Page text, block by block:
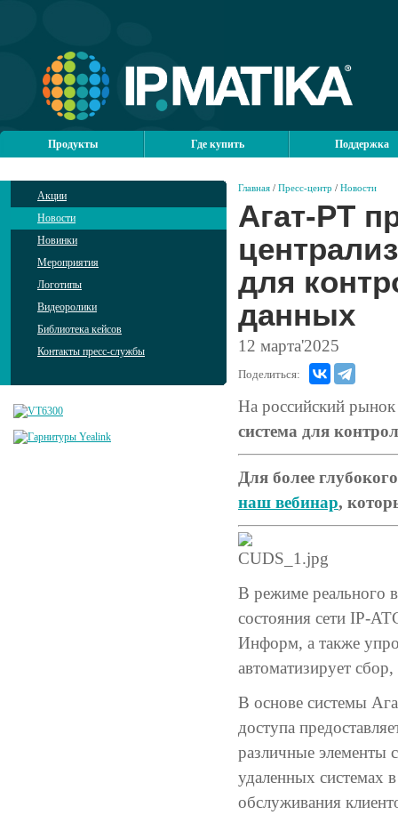
Продукты Где купить Поддержка
Акции
Новости
Новинки
Мероприятия
Логотипы
Видеоролики
Библиотека кейсов
Контакты пресс-службы
Главная / Пресс-центр / Новости
Агат-РТ
для
данных
12 марта'2025
Поделиться:
На российский
система для
Для более
наш вебинар,
В режиме реального
состояния сети IP-
Информ, а также
автоматизирует
В основе системы
доступа
различные элементы
удаленных системах
обслуживания